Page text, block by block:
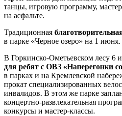
танцы, игровую программу,
на асфальте.
Традиционная
в парке «Черное озеро» на 1 июня.
В Горкинско-Ометьевском лесу 6
для ребят с ОВЗ «Наперегонки
в парках и на Кремлевской
прокат специализированных
инвалидов. В этом же парке
концертно-развлекательная
конкурсы и мастер-классы.